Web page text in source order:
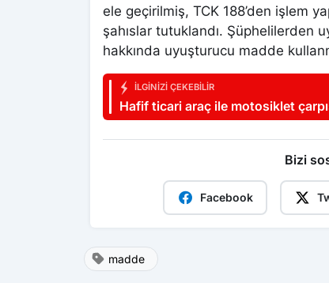
ele geçirilmiş, TCK 188’den işlem
şahıslar tutuklandı. Şüphelilerden
hakkında uyuşturucu madde
İLGINIZI ÇEKEBILIR
Hafif ticari araç ile motosiklet
Bizi
Facebook
madde